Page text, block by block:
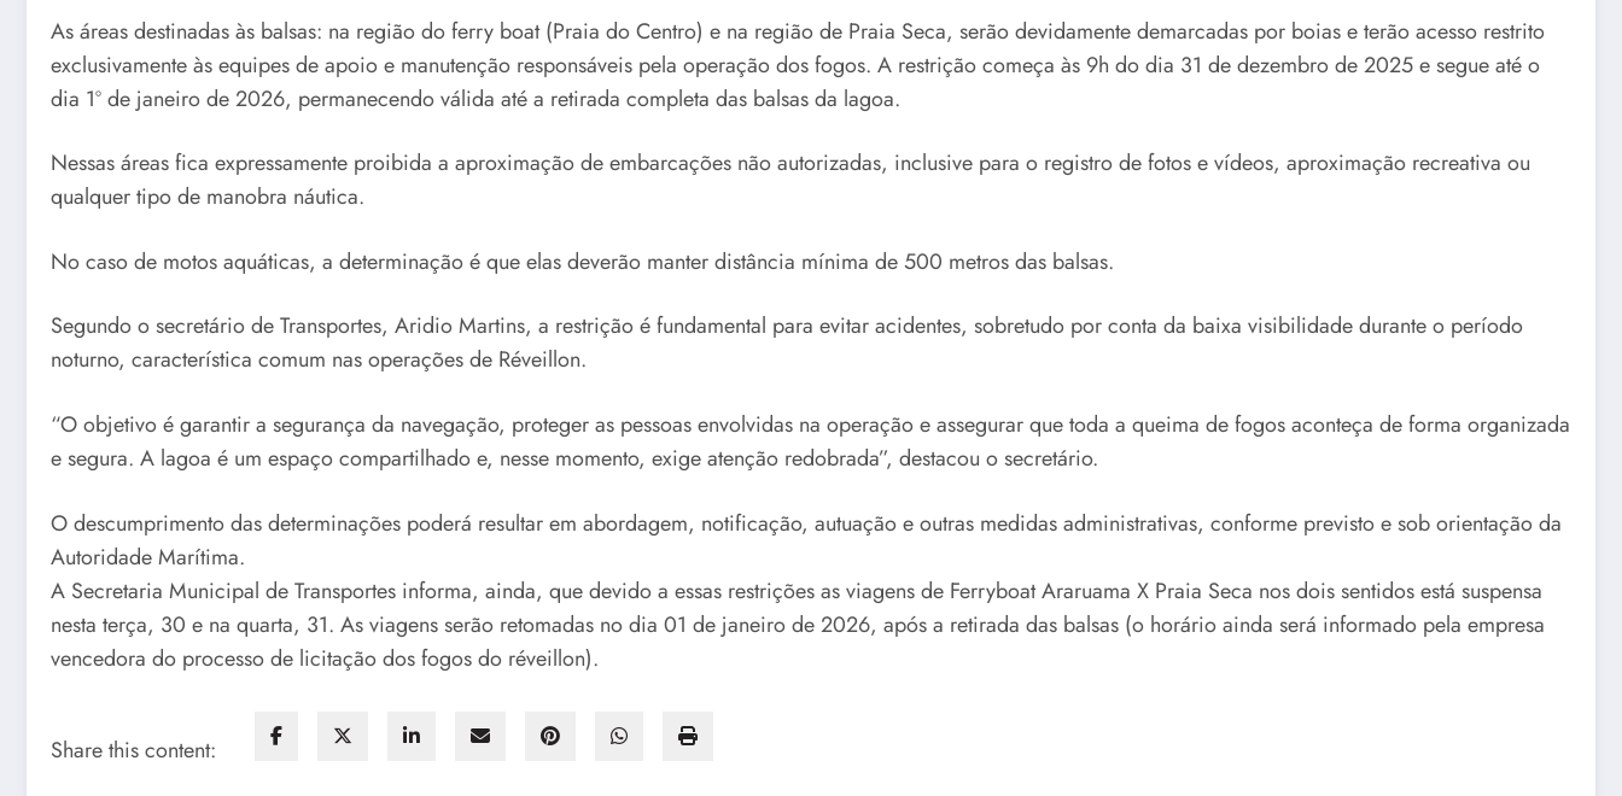
As áreas destinadas às balsas: na região do ferry boat (Praia do Centro) e na região de Praia Seca, serão devidamente demarcadas por boias e terão acesso restrito
exclusivamente às equipes de apoio e manutenção responsáveis pela operação dos fogos. A restrição começa às 9h do dia 31 de dezembro de 2025 e segue até o
dia 1º de janeiro de 2026, permanecendo válida até a retirada completa das balsas da lagoa.
Nessas áreas fica expressamente proibida a aproximação de embarcações não autorizadas, inclusive para o registro de fotos e vídeos, aproximação recreativa ou
qualquer tipo de manobra náutica.
No caso de motos aquáticas, a determinação é que elas deverão manter distância mínima de 500 metros das balsas.
Segundo o secretário de Transportes, Aridio Martins, a restrição é fundamental para evitar acidentes, sobretudo por conta da baixa visibilidade durante o período
noturno, característica comum nas operações de Réveillon.
“O objetivo é garantir a segurança da navegação, proteger as pessoas envolvidas na operação e assegurar que toda a queima de fogos aconteça de forma organizada
e segura. A lagoa é um espaço compartilhado e, nesse momento, exige atenção redobrada”, destacou o secretário.
O descumprimento das determinações poderá resultar em abordagem, notificação, autuação e outras medidas administrativas, conforme previsto e sob orientação da
Autoridade Marítima.
A Secretaria Municipal de Transportes informa, ainda, que devido a essas restrições as viagens de Ferryboat Araruama X Praia Seca nos dois sentidos está suspensa
nesta terça, 30 e na quarta, 31. As viagens serão retomadas no dia 01 de janeiro de 2026, após a retirada das balsas (o horário ainda será informado pela empresa
vencedora do processo de licitação dos fogos do réveillon).
Share this content: